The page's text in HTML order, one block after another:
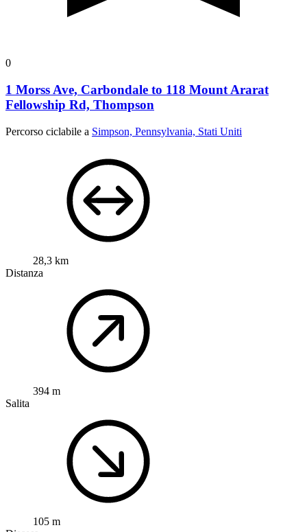
0
1 Morss Ave, Carbondale to 118 Mount Ararat
Fellowship Rd, Thompson
Percorso ciclabile a Simpson, Pennsylvania, Stati Uniti
28,3 km
Distanza
394 m
Salita
105 m